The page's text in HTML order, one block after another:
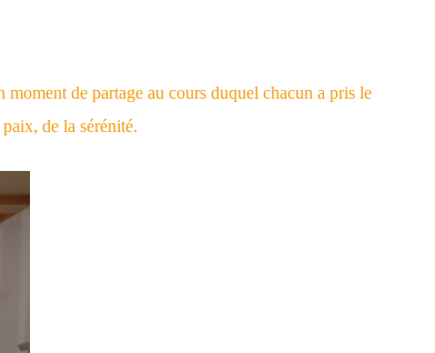
moment de partage au cours duquel chacun a pris le
de la sérénité.